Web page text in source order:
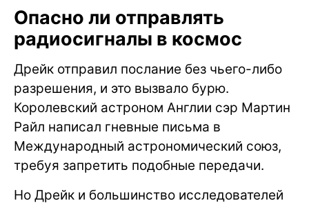
Опасно ли отправлять
радиосигналы в космос
Дрейк отправил послание без чьего-либо
разрешения, и это вызвало бурю.
Королевский астроном Англии сэр Мартин
Райл написал гневные письма в
Международный астрономический союз,
требуя запретить подобные передачи.
Но Дрейк и большинство исследователей